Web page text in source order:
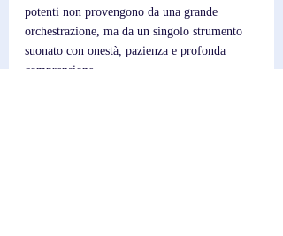
potenti non provengono da una grande
orchestrazione, ma da un singolo strumento
suonato con onestà, pazienza e profonda
comprensione.